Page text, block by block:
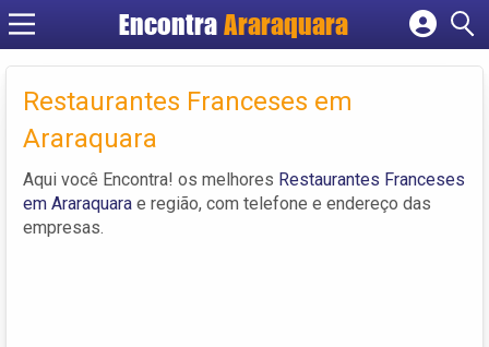
EncontraAraraquara
Cadastrar empresa
Criar conta
Restaurantes Franceses em
Araraquara
Aqui você Encontra! os melhores Restaurantes Franceses
em Araraquara e região, com telefone e endereço das
empresas.